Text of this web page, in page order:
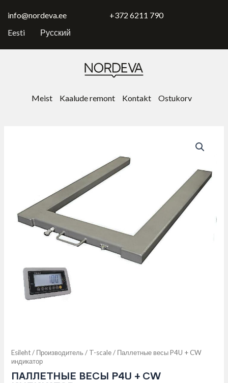
content
info@nordeva.ee
+372 6211 790
Eesti
Русский
Meist Kaalude remont Kontakt Ostukorv
Esileht/ Производитель / T-scale/ Паллетные весы P4U + CW
индикатор
ПАЛЛЕТНЫЕ ВЕСЫ P4U + CW